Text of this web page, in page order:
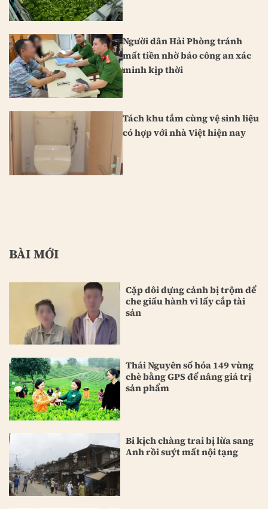
Người dân Hải Phòng tránh
mất tiền nhờ báo công an xác
minh kịp thời
Tách khu tắm cùng vệ sinh liệu
có hợp với nhà Việt hiện nay
BÀI MỚI
Cặp đôi dựng cảnh bị trộm để
che giấu hành vi lấy cắp tài
sản
Thái Nguyên số hóa 149 vùng
chè bằng GPS để nâng giá trị
sản phẩm
Bi kịch chàng trai bị lừa sang
Anh rồi suýt mất nội tạng